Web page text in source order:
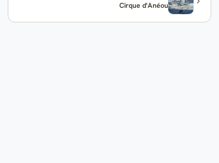
Cirque d'Anéou